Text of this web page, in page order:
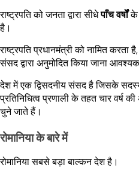
राष्ट्रपति को जनता द्वारा सीधेपाँच वर्षोंके
है।
राष्ट्रपति प्रधानमंत्री को नामित करता
संसद द्वारा अनुमोदित किया जाना
देश में एक द्विसदनीय संसद है जिसके
प्रतिनिधित्व प्रणाली के तहत चार वर्ष
चुने जाते हैं।
रोमानिया के बारे में
रोमानिया सबसे बड़ा बाल्कन देश है।